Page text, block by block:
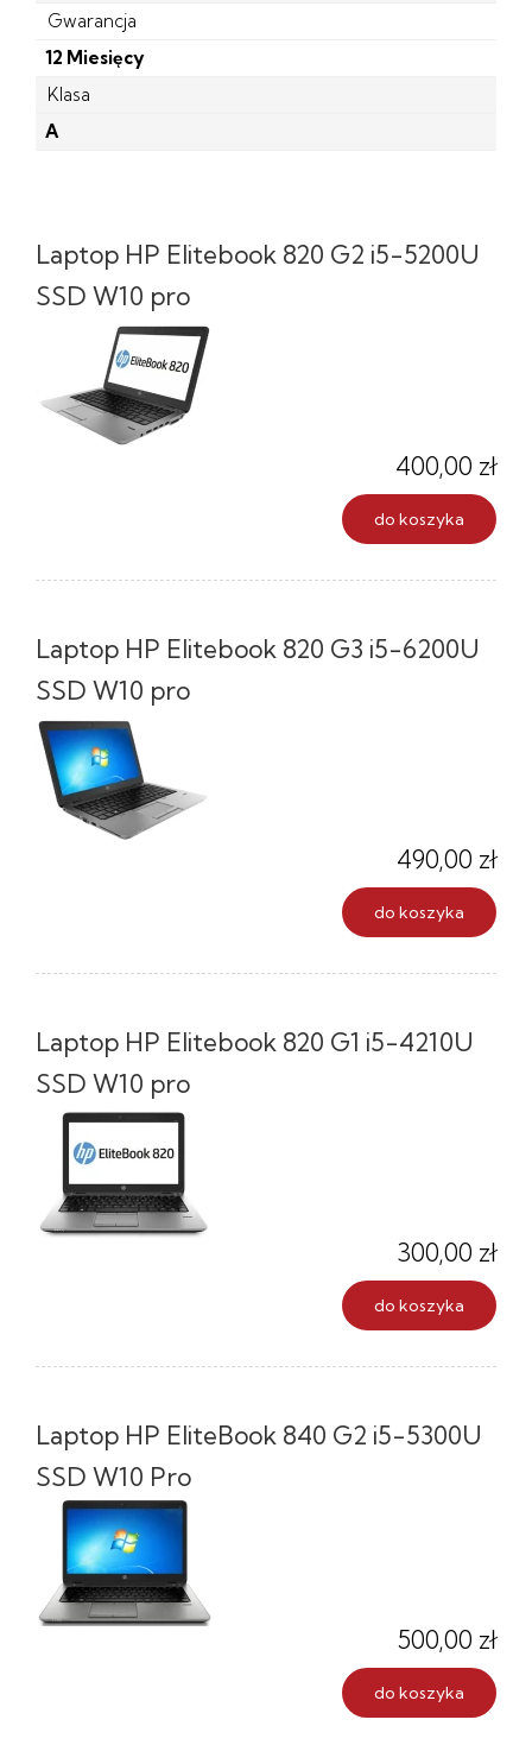
Gwarancja
12 Miesięcy
Klasa
A
Laptop HP Elitebook 820 G2 i5-5200U
SSD W10 pro
400,00 zł
do koszyka
Laptop HP Elitebook 820 G3 i5-6200U
SSD W10 pro
490,00 zł
do koszyka
Laptop HP Elitebook 820 G1 i5-4210U
SSD W10 pro
300,00 zł
do koszyka
Laptop HP EliteBook 840 G2 i5-5300U
SSD W10 Pro
500,00 zł
do koszyka